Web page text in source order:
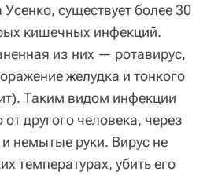
существует более 30
кишечных инфекций.
из них — ротавирус,
желудка и тонкого
Таким видом инфекции
другого человека, через
немытые руки. Вирус не
температурах, убить его